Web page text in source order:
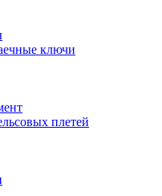
ключи
плетей